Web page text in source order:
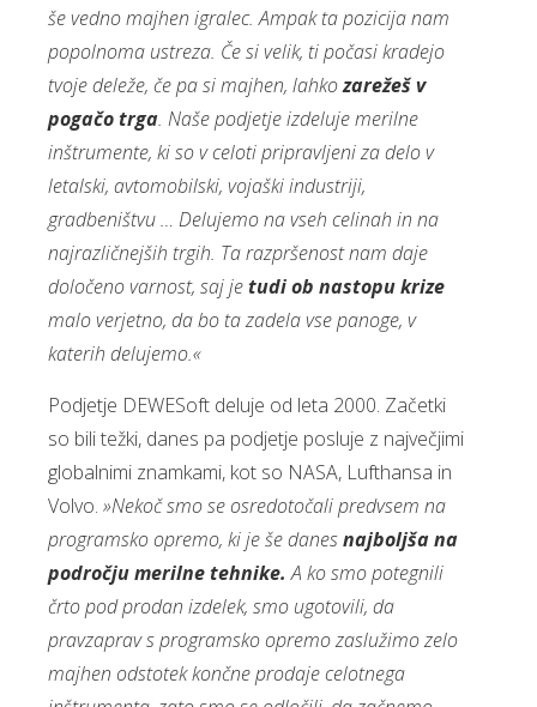
še vedno majhen igralec. Ampak ta pozicija nam
popolnoma ustreza. Če si velik, ti počasi kradejo
tvoje deleže, če pa si majhen, lahkozarežeš v
pogačo trga. Naše podjetje izdeluje merilne
inštrumente, ki so v celoti pripravljeni za delo v
letalski, avtomobilski, vojaški industriji,
gradbeništvu … Delujemo na vseh celinah in na
najrazličnejših trgih. Ta razpršenost nam daje
določeno varnost, saj jetudi ob nastopu krize
malo verjetno, da bo ta zadela vse panoge, v
katerih delujemo.«
Podjetje DEWESoft deluje od leta 2000. Začetki
so bili težki, danes pa podjetje posluje z največjimi
globalnimi znamkami, kot so NASA, Lufthansa in
Volvo. »Nekoč smo se osredotočali predvsem na
programsko opremo, ki je še danesnajboljša na
področju merilne tehnike. A ko smo potegnili
črto pod prodan izdelek, smo ugotovili, da
pravzaprav s programsko opremo zaslužimo zelo
majhen odstotek končne prodaje celotnega